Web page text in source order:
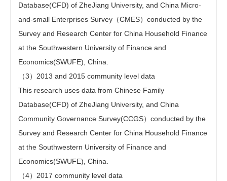
Database(CFD) of ZheJiang University, and China Micro-
and-small Enterprises Survey（CMES）conducted by the
Survey and Research Center for China Household Finance
at the Southwestern University of Finance and
Economics(SWUFE), China.
（3）2013 and 2015 community level data
This research uses data from Chinese Family
Database(CFD) of ZheJiang University, and China
Community Governance Survey(CCGS）conducted by the
Survey and Research Center for China Household Finance
at the Southwestern University of Finance and
Economics(SWUFE), China.
（4）2017 community level data